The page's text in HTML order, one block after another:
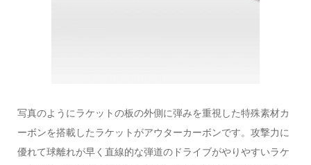
写真のようにラケットの板の外側に弾みを重視した特殊素材カ
ーボンを搭載したラケットがアウターカーボンです。攻撃力に
優れて球離れが早く直線的な弾道のドライブがやりやすいラケ